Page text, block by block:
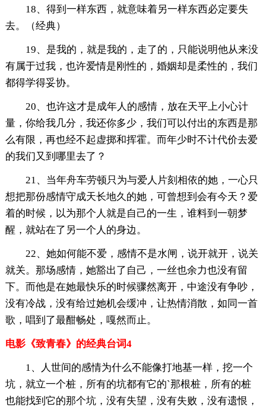
18、得到一样东西，就意味着另一样东西必定要失
去。（经典）
19、是我的，就是我的，走了的，只能说明他从来没
有属于过我，也许爱情是刚性的，婚姻却是柔性的，我们
都得学得妥协。
20、也许这才是成年人的感情，放在天平上小心计
量，你给我几分，我还你多少，我们可以付出的东西是那
么有限，再也经不起虚掷和挥霍。而年少时不计代价去爱
的我们又到哪里去了？
21、当年舟车劳顿只为与爱人片刻相依的她，一心只
想把那份感情守成天长地久的她，可曾想到会有今天？爱
着的时候，以为那个人就是自己的一生，谁料到一朝梦
醒，就站在了另一个人的身边。
22、她如何能不爱，感情不是水闸，说开就开，说关
就关。那场感情，她豁出了自己，一丝也余力也没有留
下。而他是在她最快乐的时候骤然离开，中途没有争吵，
没有冷战，没有给过她机会缓冲，让热情消散，如同一首
歌，唱到了最酣畅处，嘎然而止。
电影《致青春》的经典台词4
1、人世间的感情为什么不能像打地基一样，挖一个
坑，就立一个桩，所有的坑都有它的`那根桩，所有的桩
也能找到它的那个坑，没有失望，没有失败，没有遗恨，